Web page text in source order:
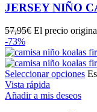
JERSEY NIÑO
57,95€ El precio
-73%
Seleccionar opciones
Vista rápida
Añadir a mis deseos